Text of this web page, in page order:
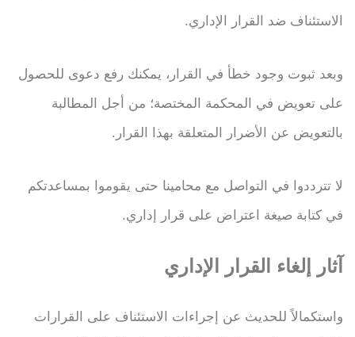
الاستئناف ضد القرار الإداري.
وبعد ثبوت وجود خطأ في القرار، يمكنك رفع دعوى للحصول
على تعويض في المحكمة المختصة؛ من أجل المطالبة
بالتعويض عن الأضرار المتعلقة بهذا القرار.
لا تترددوا في التواصل مع محامينا حتى يقوموا بمساعدتكم
في كتابة صيغة اعتراض على قرار إداري.
آثار إلغاء القرار الإداري
واستكمالاً للحديث عن إجراءات الاستئناف على القرارات